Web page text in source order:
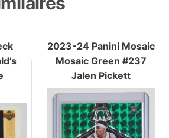
2023-24 Panini Mosaic
Mosaic Green #237
Jalen Pickett